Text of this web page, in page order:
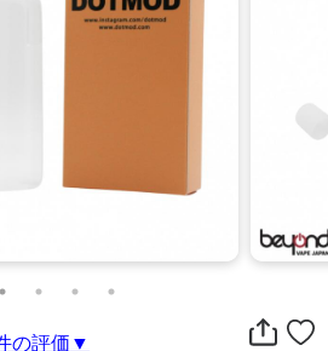
の評価▼